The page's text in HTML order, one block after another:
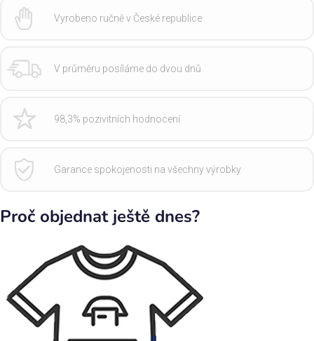
Vyrobeno ručně v České republice
V průměru posíláme do dvou dnů
98,3% pozivitních hodnocení
Garance spokojenosti na všechny výrobky
Proč objednat ještě dnes?